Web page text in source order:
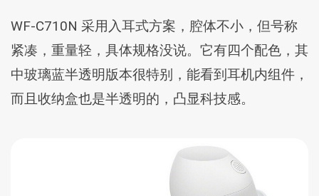
WF-C710N 采用入耳式方案，腔体不小，但号称
紧凑，重量轻，具体规格没说。它有四个配色，其
中玻璃蓝半透明版本很特别，能看到耳机内组件，
而且收纳盒也是半透明的，凸显科技感。